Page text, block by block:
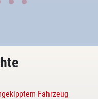
Fahrzeug